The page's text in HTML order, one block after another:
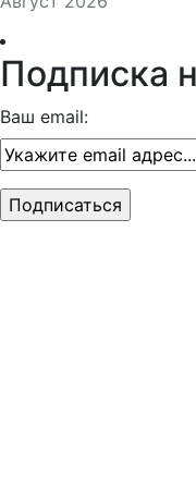
Подписка
Ваш email: